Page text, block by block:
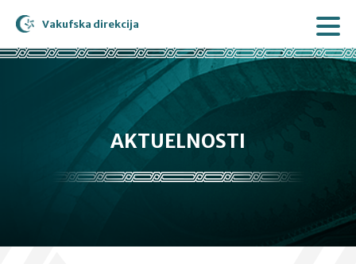
Vakufska direkcija
AKTUELNOSTI